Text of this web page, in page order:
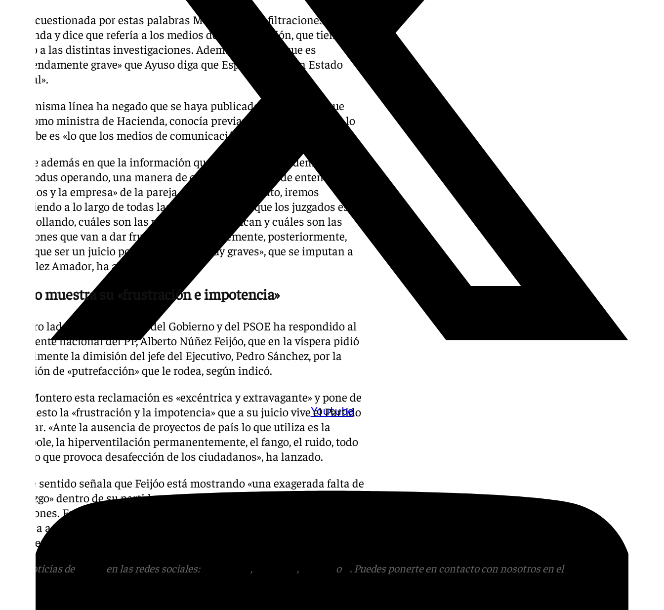
Youtube
Al ser cuestionada por estas palabras Montero niega filtraciones desde
Hacienda y dice que refería a los medios de comunicación, que tienen
acceso a las distintas investigaciones. Además ha dicho que es
«tremendamente grave» que Ayuso diga que España es ya «un Estado
policial».
En la misma línea ha negado que se haya publicado información que
ella, como ministra de Hacienda, conocía previamente y asegura que lo
que sabe es «lo que los medios de comunicación publican».
Insiste además en que la información que se va revelando demuestra
«un modus operando, una manera de entender la vida y de entender los
negocios y la empresa» de la pareja de Ayuso. «Por tanto, iremos
conociendo a lo largo de todas las investigaciones que los juzgados están
desarrollando, cuáles son las pruebas que practican y cuáles son las
cuestiones que van a dar fruto a lo que posiblemente, posteriormente,
tenga que ser un juicio por unos hechos muy graves», que se imputan a
González Amador, ha abundado.
Feijóo muestra su «frustración e impotencia»
Por otro lado, la ‘número dos’ del Gobierno y del PSOE ha respondido al
presidente nacional del PP, Alberto Núñez Feijóo, que en la víspera pidió
formalmente la dimisión del jefe del Ejecutivo, Pedro Sánchez, por la
situación de «putrefacción» que le rodea, según indicó.
Para Montero esta reclamación es «excéntrica y extravagante» y pone de
manifiesto la «frustración y la impotencia» que a su juicio vive el Partido
Popular. «Ante la ausencia de proyectos de país lo que utiliza es la
hipérbole, la hiperventilación permanentemente, el fango, el ruido, todo
aquello que provoca desafección de los ciudadanos», ha lanzado.
En ese sentido señala que Feijóo está mostrando «una exagerada falta de
liderazgo» dentro de su partido y cree que tiene «miedo» a mantener sus
posiciones. En ese sentido ha criticado que no se oponga a la negativa de
Ayuso a acudir este viernes a La Moncloa a reunirse con el presidente
Sánchez y dice que es «inaudito» y una «insumisión institucional».
Más noticias de en las redes sociales: , , o
. Puedes ponerte en contacto con nosotros en el